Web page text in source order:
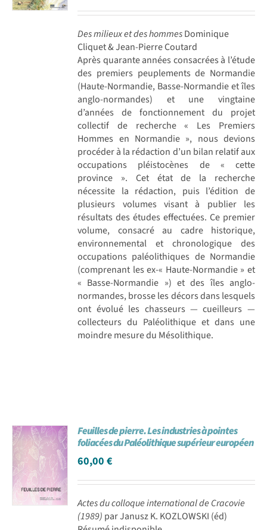
Des milieux et des hommesDominique
Cliquet & Jean-Pierre Coutard
Après quarante années consacrées à l’étude
des premiers peuplements de Normandie
(Haute-Normandie, Basse-Normandie et îles
anglo-normandes) et une vingtaine
d’années de fonctionnement du projet
collectif de recherche « Les Premiers
Hommes en Normandie », nous devions
procéder à la rédaction d’un bilan relatif aux
occupations pléistocènes de « cette
province ». Cet état de la recherche
nécessite la rédaction, puis l’édition de
plusieurs volumes visant à publier les
résultats des études effectuées. Ce premier
volume, consacré au cadre historique,
environnemental et chronologique des
occupations paléolithiques de Normandie
(comprenant les ex-« Haute-Normandie » et
« Basse-Normandie ») et des îles anglo-
normandes, brosse les décors dans lesquels
ont évolué les chasseurs — cueilleurs —
collecteurs du Paléolithique et dans une
moindre mesure du Mésolithique.
Feuilles de pierre. Les industries à pointes
foliacées du Paléolithique supérieur européen
60,00€
Actes du colloque international de Cracovie
(1989) par Janusz K. KOZLOWSKI (éd)